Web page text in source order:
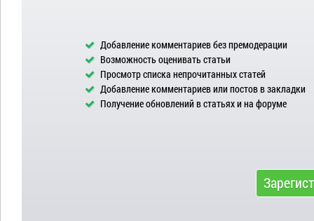
Добавление комментариев без премодерации
Возможность оценивать статьи
Просмотр списка непрочитанных статей
Добавление комментариев или постов в закладки
Получение обновлений в статьях и на форуме